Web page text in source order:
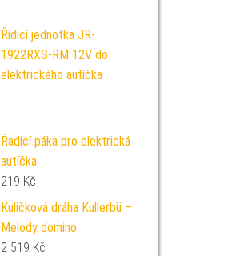
Řídící jednotka JR-
1922RXS-RM 12V do
elektrického autíčka
Řadící páka pro elektrická
autíčka
219 Kč
Kuličková dráha Kullerbü –
Melody domino
2 519 Kč